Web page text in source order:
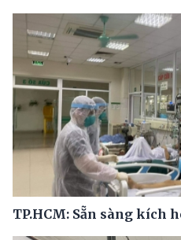
TP.HCM: Sẵn sàng kích